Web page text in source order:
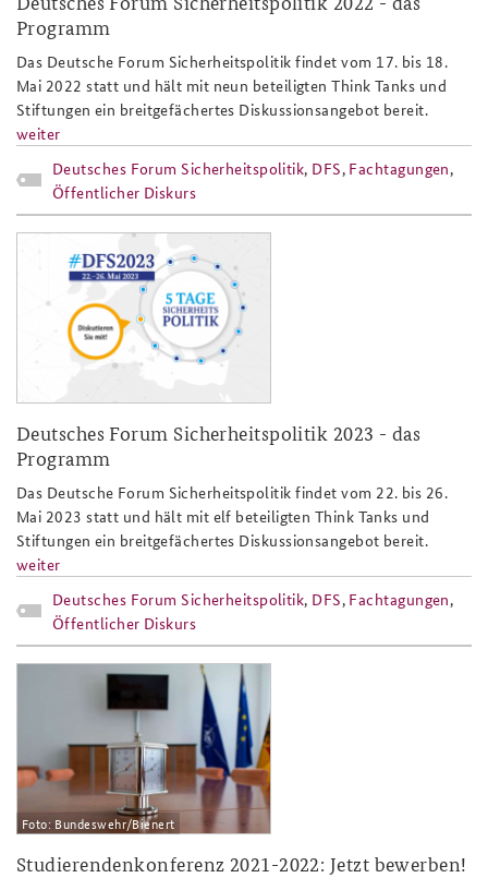
Programm
Das Deutsche Forum Sicherheitspolitik findet vom 17. bis 18.
Mai 2022 statt und hält mit neun beteiligten Think Tanks und
Stiftungen ein breitgefächertes Diskussionsangebot bereit.
weiter
Deutsches Forum Sicherheitspolitik, DFS, Fachtagungen,
Öffentlicher Diskurs
20230215_dfs_website-slider.png
Deutsches Forum Sicherheitspolitik 2023 - das
Programm
Das Deutsche Forum Sicherheitspolitik findet vom 22. bis 26.
Mai 2023 statt und hält mit elf beteiligten Think Tanks und
Stiftungen ein breitgefächertes Diskussionsangebot bereit.
weiter
Deutsches Forum Sicherheitspolitik, DFS, Fachtagungen,
Öffentlicher Diskurs
sliderbild.png
Foto: Bundeswehr/Bienert
Studierendenkonferenz 2021-2022: Jetzt bewerben!